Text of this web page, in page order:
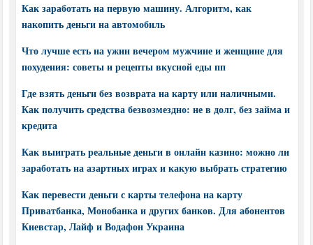
Как заработать на первую машину. Алгоритм, как
накопить деньги на автомобиль
Что лучше есть на ужин вечером мужчине и женщине для
похудения: советы и рецепты вкусной еды пп
Где взять деньги без возврата на карту или наличными.
Как получить средства безвозмездно: не в долг, без займа и
кредита
Как выиграть реальные деньги в онлайн казино: можно ли
заработать на азартных играх и какую выбрать стратегию
Как перевести деньги с карты телефона на карту
Приватбанка, Монобанка и других банков. Для абонентов
Киевстар, Лайф и Водафон Украина